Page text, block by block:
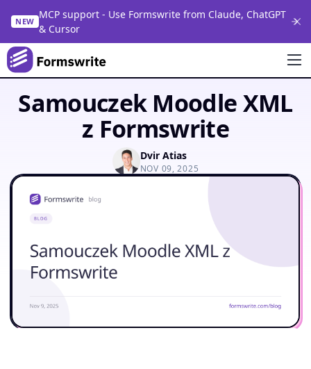
NEW
MCP support - Use Formswrite from Claude, ChatGPT
& Cursor
Samouczek Moodle XML
z Formswrite
Dvir Atias
NOV 09, 2025